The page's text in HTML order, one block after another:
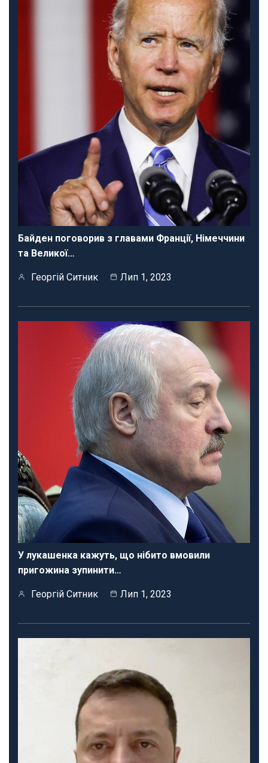
Байден поговорив з главами Франції, Німеччини
та Великої…
Георгій Ситник Лип 1, 2023
У лукашенка кажуть, що нібито вмовили
пригожина зупинити…
Георгій Ситник Лип 1, 2023